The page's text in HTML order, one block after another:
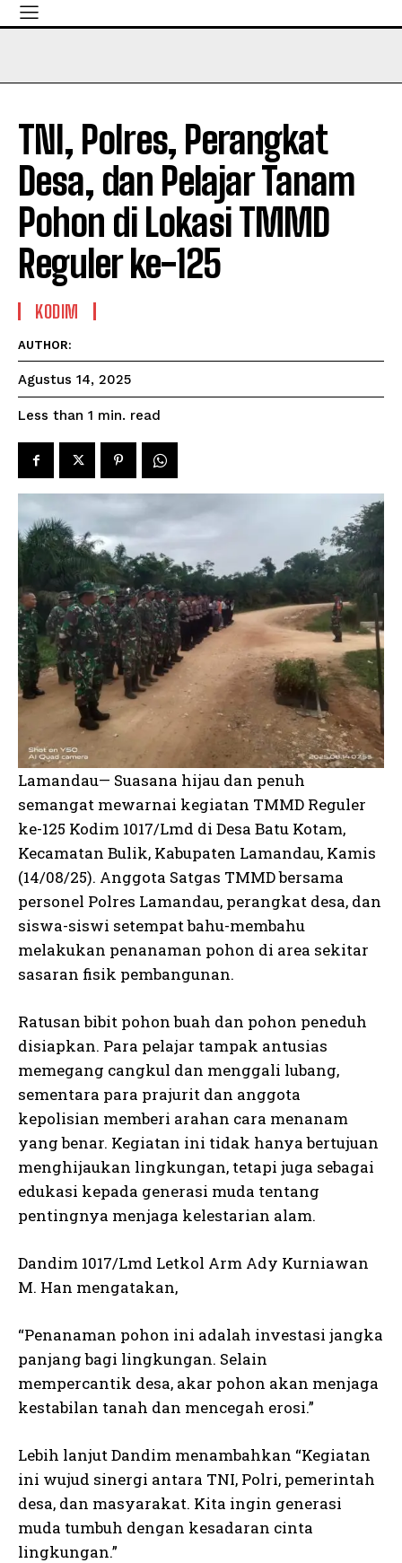
TNI, Polres, Perangkat
Desa, dan Pelajar Tanam
Pohon di Lokasi TMMD
Reguler ke-125
KODIM
AUTHOR:
Agustus 14, 2025
Less than 1 min. read
Lamandau— Suasana hijau dan penuh
semangat mewarnai kegiatan TMMD Reguler
ke-125 Kodim 1017/Lmd di Desa Batu Kotam,
Kecamatan Bulik, Kabupaten Lamandau, Kamis
(14/08/25). Anggota Satgas TMMD bersama
personel Polres Lamandau, perangkat desa, dan
siswa-siswi setempat bahu-membahu
melakukan penanaman pohon di area sekitar
sasaran fisik pembangunan.
Ratusan bibit pohon buah dan pohon peneduh
disiapkan. Para pelajar tampak antusias
memegang cangkul dan menggali lubang,
sementara para prajurit dan anggota
kepolisian memberi arahan cara menanam
yang benar. Kegiatan ini tidak hanya bertujuan
menghijaukan lingkungan, tetapi juga sebagai
edukasi kepada generasi muda tentang
pentingnya menjaga kelestarian alam.
Dandim 1017/Lmd Letkol Arm Ady Kurniawan
M. Han mengatakan,
“Penanaman pohon ini adalah investasi jangka
panjang bagi lingkungan. Selain
mempercantik desa, akar pohon akan menjaga
kestabilan tanah dan mencegah erosi.”
Lebih lanjut Dandim menambahkan “Kegiatan
ini wujud sinergi antara TNI, Polri, pemerintah
desa, dan masyarakat. Kita ingin generasi
muda tumbuh dengan kesadaran cinta
lingkungan.”